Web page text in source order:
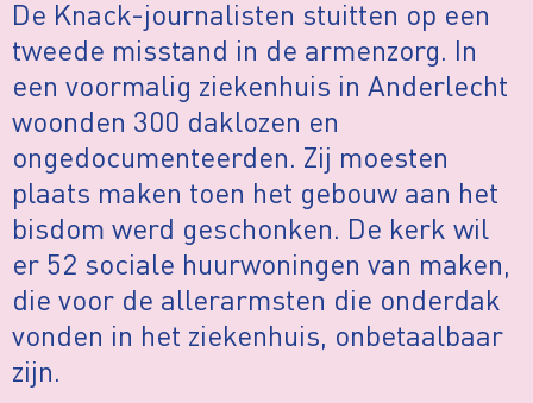
De Knack-journalisten stuitten op een
tweede misstand in de armenzorg. In
een voormalig ziekenhuis in Anderlecht
woonden 300 daklozen en
ongedocumenteerden. Zij moesten
plaats maken toen het gebouw aan het
bisdom werd geschonken. De kerk wil
er 52 sociale huurwoningen van maken,
die voor de allerarmsten die onderdak
vonden in het ziekenhuis, onbetaalbaar
zijn.